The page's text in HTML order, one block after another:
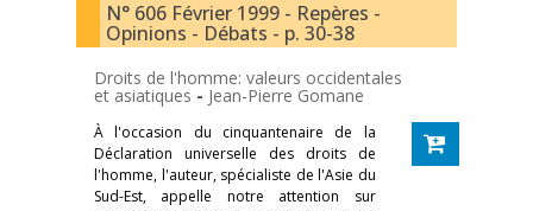
N° 606 Février 1999 - Repères -
Opinions - Débats - p. 30-38
Droits de l'homme: valeurs occidentales
et asiatiques - Jean-Pierre Gomane
À l'occasion du cinquantenaire de la
Déclaration universelle des droits de
l'homme, l'auteur, spécialiste de l'Asie du
Sud-Est, appelle notre attention sur